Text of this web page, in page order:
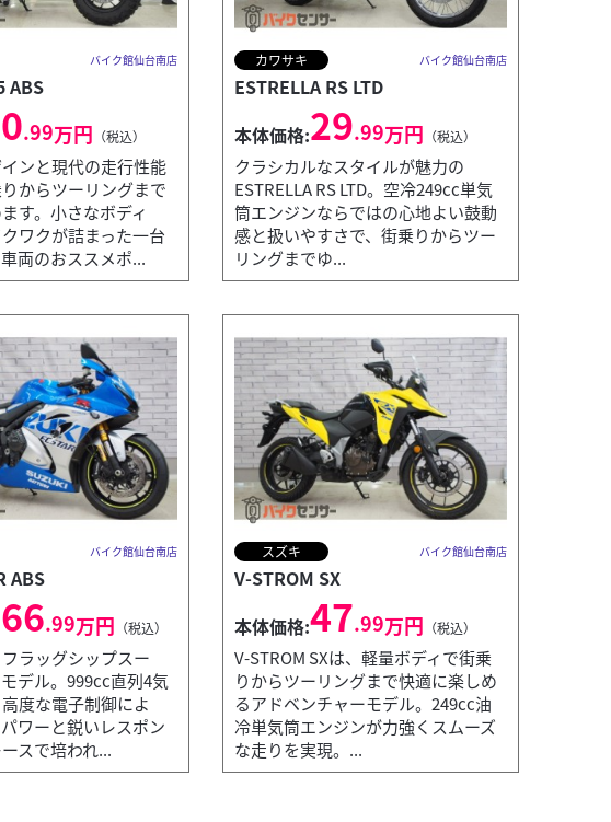
バイク館仙台南店
バイク館仙台南店
ABS
.99万円 （税込）
ンと現代の走行性能
からツーリングまで
す。小さなボディ
ワクが詰まった一台
両のおススメポ...
カワサキ バイク館仙台南店
ESTRELLA RS LTD
本体価格:29.99万円 （税込）
クラシカルなスタイルが魅力の
ESTRELLA RS LTD。空冷249cc単気
筒エンジンならではの心地よい鼓動
感と扱いやすさで、街乗りからツー
リングまでゆ...
バイク館仙台南店
ABS
.99万円 （税込）
ラッグシップスー
デル。999cc直列4気
度な電子制御によ
ワーと鋭いレスポン
スで培われ...
スズキ バイク館仙台南店
V-STROM SX
本体価格:47.99万円 （税込）
V-STROM SXは、軽量ボディで街乗
りからツーリングまで快適に楽しめ
るアドベンチャーモデル。249cc油
冷単気筒エンジンが力強くスムーズ
な走りを実現。...